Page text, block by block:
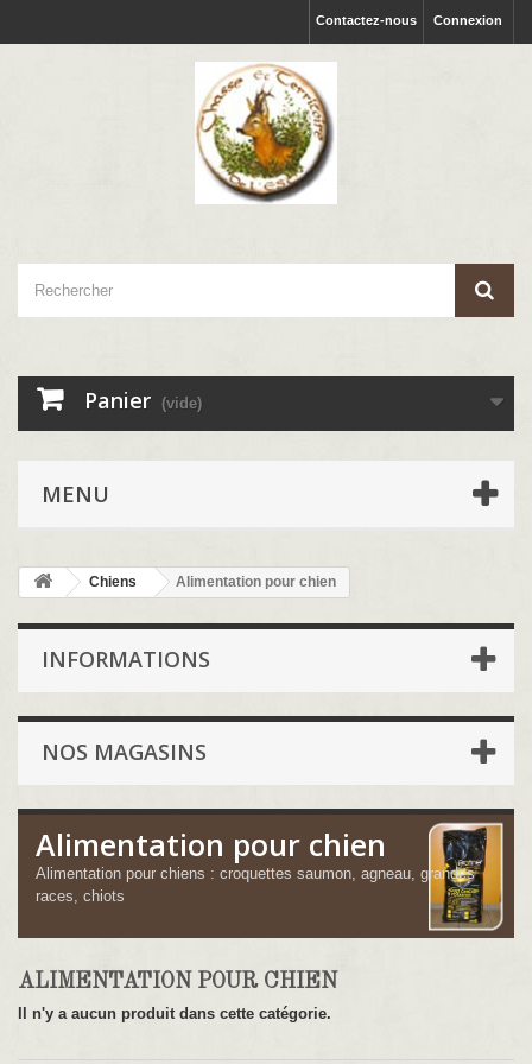
Connexion
Contactez-nous
Panier (vide)
MENU
Chiens Alimentation pour chien
INFORMATIONS
NOS MAGASINS
Alimentation pour chien
Alimentation pour chiens : croquettes saumon, agneau, grandes
races, chiots
ALIMENTATION POUR CHIEN
Il n'y a aucun produit dans cette catégorie.